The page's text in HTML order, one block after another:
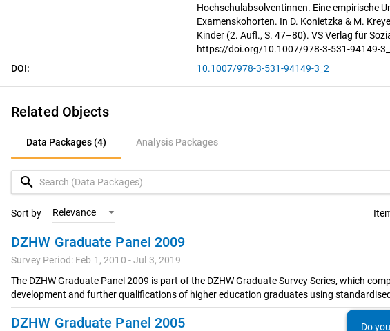
Hochschulabsolventinnen. Eine empirische
Examenskohorten. In D. Konietzka & M.
Kinder (2. Aufl., S. 47–80). VS Verlag für
https://doi.org/10.1007/978-3-531-94149-
DOI:
10.1007/978-3-531-94149-3_2
Related Objects
Data Packages (4) Analysis Packages
Data Packages (4)
Analysis Packages
search
Sort by Relevance
DZHW Graduate Panel 2009
Survey Period: Feb 1, 2010 - Jul 3, 2019
The DZHW Graduate Panel 2009 is part of the DZHW Graduate Survey Series, which
development and further qualifications of higher education graduates using
DZHW Graduate Panel 2005 Do